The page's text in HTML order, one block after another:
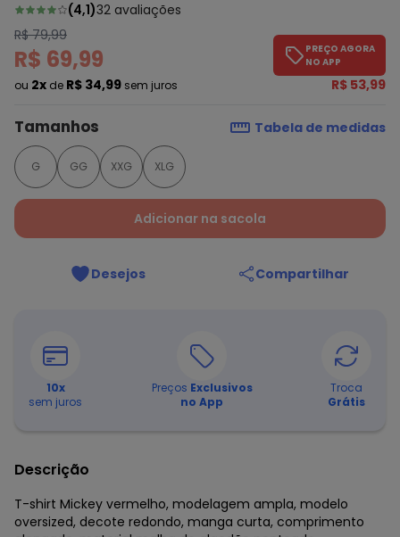
(4,1)32 avaliações
R$ 79,99
R$ 69,99
ou 2x de R$ 34,99 sem juros
PREÇO AGORA
NO APP
R$ 53,99
Tamanhos Tabela de medidas
G GG XXG XLG
Adicionar na sacola
Desejos Compartilhar
10x
sem juros
Preços Exclusivos
no App
Troca
Grátis
Descrição
T-shirt Mickey vermelho, modelagem ampla, modelo
oversized, decote redondo, manga curta, comprimento